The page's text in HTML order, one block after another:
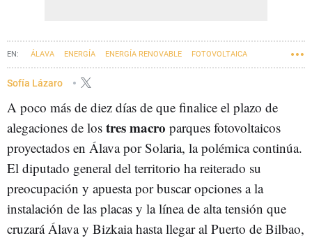
ÁLAVA ENERGÍA ENERGÍA RENOVABLE FOTOVOLTAICA
EMPRESAS VASCAS
Sofía Lázaro
A poco más de diez días de que finalice el plazo de
alegaciones de los tres macro parques fotovoltaicos
proyectados en Álava por Solaria, la polémica continúa.
El diputado general del territorio ha reiterado su
preocupación y apuesta por buscar opciones a la
instalación de las placas y la línea de alta tensión que
cruzará Álava y Bizkaia hasta llegar al Puerto de Bilbao,